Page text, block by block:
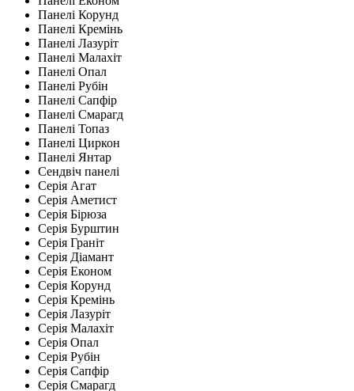
Панелі Корунд
Панелі Кремінь
Панелі Лазуріт
Панелі Малахіт
Панелі Опал
Панелі Рубін
Панелі Сапфір
Панелі Смарагд
Панелі Топаз
Панелі Циркон
Панелі Янтар
Сендвіч панелі
Серія Агат
Серія Аметист
Серія Бірюза
Серія Бурштин
Серія Граніт
Серія Діамант
Серія Економ
Серія Корунд
Серія Кремінь
Серія Лазуріт
Серія Малахіт
Серія Опал
Серія Рубін
Серія Сапфір
Серія Смарагд